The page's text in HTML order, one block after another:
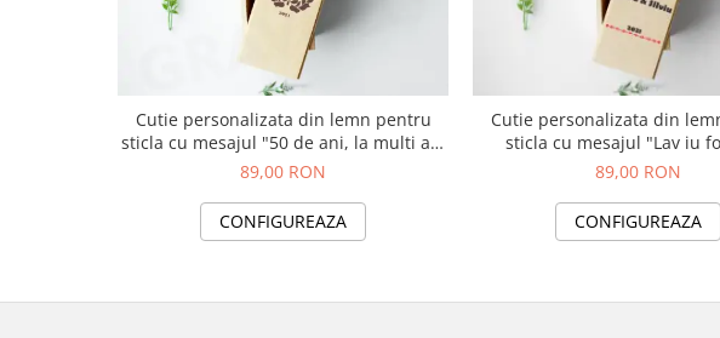
Cutie personalizata din lemn pentru
sticla cu mesajul "50 de ani, la multi ani
din partea familiei!"
89,00 RON
CONFIGUREAZA
Cutie personalizata din
sticla cu mesajul "Lav iu
89,00 RON
CONFIGUREAZA